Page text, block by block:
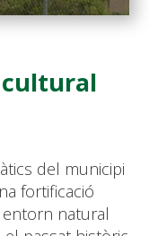
del municipi
fortificació
entorn natural